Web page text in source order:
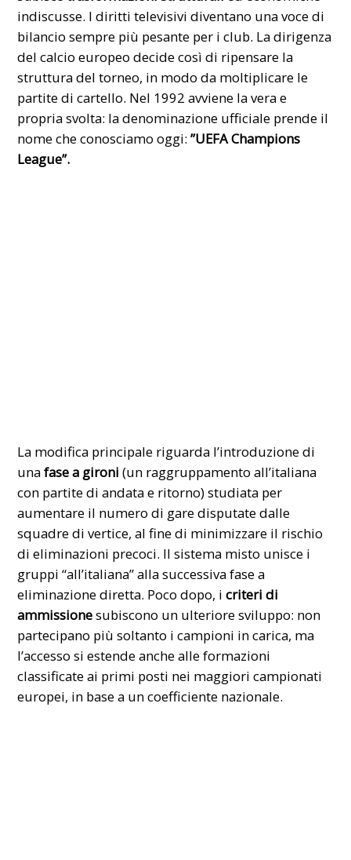
indiscusse. I diritti televisivi diventano una voce di
bilancio sempre più pesante per i club. La dirigenza
del calcio europeo decide così di ripensare la
struttura del torneo, in modo da moltiplicare le
partite di cartello. Nel 1992 avviene la vera e
propria svolta: la denominazione ufficiale prende il
nome che conosciamo oggi:”UEFA Champions
League”.
La modifica principale riguarda l’introduzione di
unafase a gironi(un raggruppamento all’italiana
con partite di andata e ritorno) studiata per
aumentare il numero di gare disputate dalle
squadre di vertice, al fine di minimizzare il rischio
di eliminazioni precoci. Il sistema misto unisce i
gruppi “all’italiana” alla successiva fase a
eliminazione diretta. Poco dopo, icriteri di
ammissionesubiscono un ulteriore sviluppo: non
partecipano più soltanto i campioni in carica, ma
l’accesso si estende anche alle formazioni
classificate ai primi posti nei maggiori campionati
europei, in base a un coefficiente nazionale.